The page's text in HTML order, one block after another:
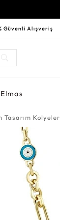
Güvenli Alışveriş
Elmas
Tasarım Kolyeler